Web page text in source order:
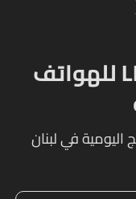
حمل الآن تطبيق LBCI للهواتف
اليومية في لبنان